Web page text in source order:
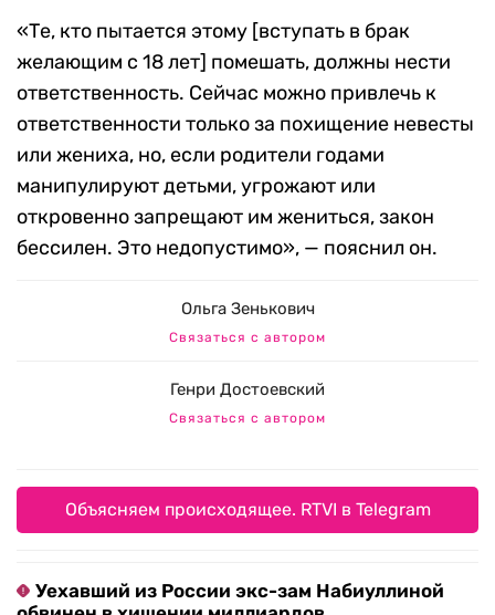
«Те, кто пытается этому [вступать в брак
желающим с 18 лет] помешать, должны нести
ответственность. Сейчас можно привлечь к
ответственности только за похищение невесты
или жениха, но, если родители годами
манипулируют детьми, угрожают или
откровенно запрещают им жениться, закон
бессилен. Это недопустимо», — пояснил он.
Ольга Зенькович
Связаться с автором
Генри Достоевский
Связаться с автором
Объясняем происходящее. RTVI в Telegram
Уехавший из России экс-зам Набиуллиной